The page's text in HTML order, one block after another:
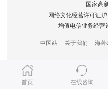
国家高
网络文化经营许可证
增值电信业务经营
中国站 关于我们 海外
首页 在线咨询